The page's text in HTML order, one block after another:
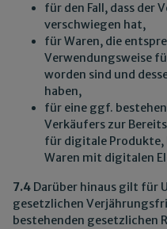
für den Fall, dass der
verschwiegen hat,
für Waren, die
Verwendungsweise
worden sind und
haben,
für eine ggf.
Verkäufers zur
für digitale Produkte,
Waren mit digitalen
7.4 Darüber hinaus gilt für
gesetzlichen
bestehenden gesetzlichen